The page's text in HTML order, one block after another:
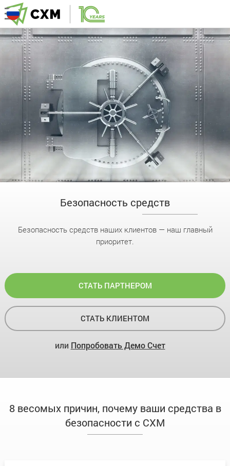
Безопасность средств
Безопасность средств наших клиентов — наш главный
приоритет.
СТАТЬ ПАРТНЕРОМ
СТАТЬ КЛИЕНТОМ
или Попробовать Демо Счет
8 весомых причин, почему ваши средства в
безопасности с CXM